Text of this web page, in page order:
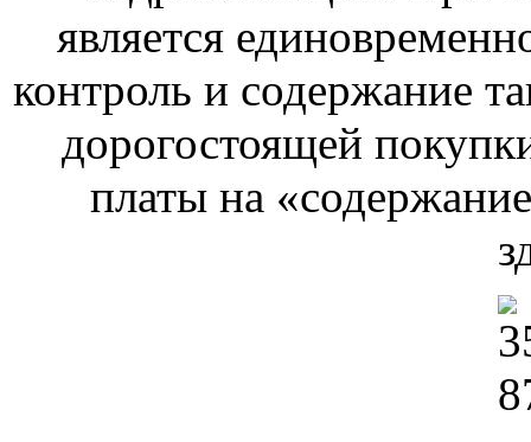
является
контроль и содержание
дорогостоящей
платы на